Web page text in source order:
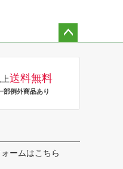
送料無料
例外商品あり
ームはこちら